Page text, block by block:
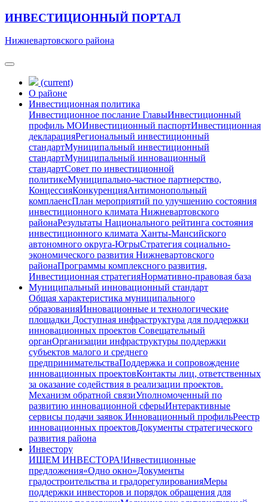
ИНВЕСТИЦИОННЫЙ ПОРТАЛ
Нижневартовского района
(current)
О районе
Инвестиционная политика
Инвестиционное послание ГлавыИнвестиционный
профиль МОИнвестиционный паспортИнвестиционная
декларацияРегиональный инвестиционный
стандартМуниципальный инвестиционный
стандартМуниципальный инновационный
стандартСовет по инвестиционной
политикеМуниципально-частное партнерство,
КонцессияКонкуренцияАнтимонопольный
комплаенсПлан мероприятий по улучшению состояния
инвестиционного климата Нижневартовского
районаРезультаты Национального рейтинга состояния
инвестиционного климата Ханты-Мансийского
автономного округа-ЮгрыСтратегия социально-
экономического развития Нижневартовского
районаПрограммы комплексного развития,
Инвестиционная стратегияНормативно-правовая база
Муниципальный инновационный стандарт
Общая характеристика муниципального
образованияИнновационные и технологические
площадки Доступная инфраструктура для поддержки
инновационных проектов Совещательный
органОрганизации инфраструктуры поддержки
субъектов малого и среднего
предпринимательстваПоддержка и сопровождение
инновационных проектовКонтакты лиц, ответственных
за оказание содействия в реализации проектов.
Механизм обратной связиУполномоченный по
развитию инновационной сферыИнтерактивные
сервисы подачи заявок Инновационный профильРеестр
инновационных проектовДокументы стратегического
развития района
Инвестору
ИЩЕМ ИНВЕСТОРА!Инвестиционные
предложения«Одно окно»Документы
градостроительства и градорегулированияМеры
поддержки инвесторов и порядок обращения для